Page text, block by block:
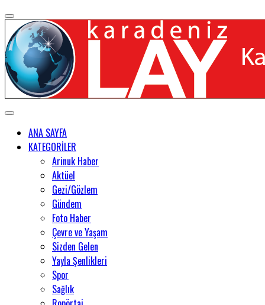
ANA SAYFA
KATEGORİLER
Arinuk Haber
Aktüel
Gezi/Gözlem
Gündem
Foto Haber
Çevre ve Yaşam
Sizden Gelen
Yayla Şenlikleri
Spor
Sağlık